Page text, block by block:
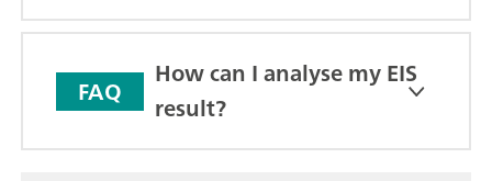
FAQ
How can I analyse my EIS
result?